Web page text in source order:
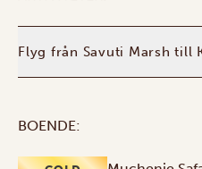
Flyg från Savuti Marsh till
BOENDE: